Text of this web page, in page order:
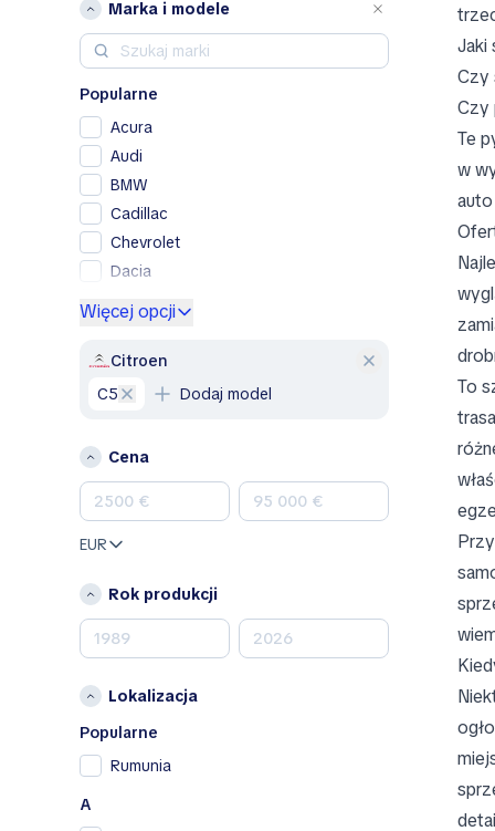
Marka i modele
Popularne
Acura
Audi
BMW
Cadillac
Chevrolet
Dacia
GMC
Honda
Land Rover
Mercedes-Benz
MINI
Nissan
Peugeot
Porsche
RAM
Więcej opcji
Citroen
C5
Dodaj model
Cena
EUR
Rok produkcji
Lokalizacja
Popularne
Rumunia
A
Jaki
Czy
Czy
Te
w
To